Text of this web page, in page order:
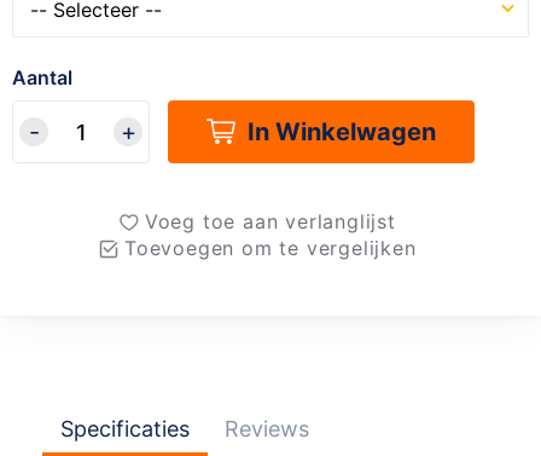
Aantal
In Winkelwagen
Voeg toe aan verlanglijst
Toevoegen om te vergelijken
Specificaties Reviews